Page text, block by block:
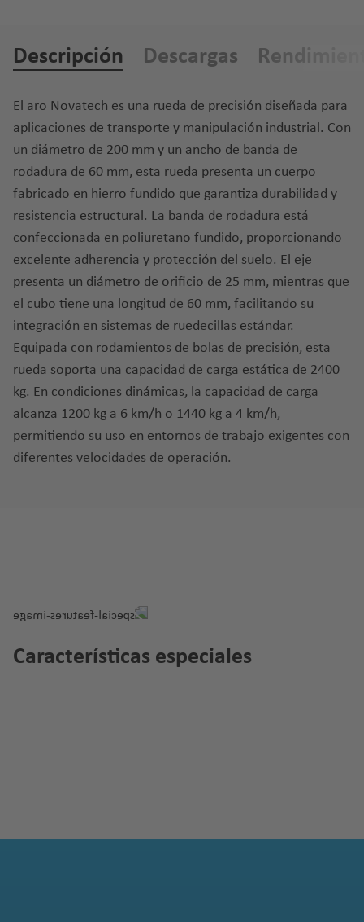
Descripción Descargas
El aro Novatech es una rueda de precisión diseñada para
aplicaciones de transporte y manipulación industrial. Con
un diámetro de 200 mm y un ancho de banda de
rodadura de 60 mm, esta rueda presenta un cuerpo
fabricado en hierro fundido que garantiza durabilidad y
resistencia estructural. La banda de rodadura está
confeccionada en poliuretano fundido, proporcionando
excelente adherencia y protección del suelo. El eje
presenta un diámetro de orificio de 25 mm, mientras que
el cubo tiene una longitud de 60 mm, facilitando su
integración en sistemas de ruedecillas estándar.
Equipada con rodamientos de bolas de precisión, esta
rueda soporta una capacidad de carga estática de 2400
kg. En condiciones dinámicas, la capacidad de carga
alcanza 1200 kg a 6 km/h o 1440 kg a 4 km/h,
permitiendo su uso en entornos de trabajo exigentes con
diferentes velocidades de operación.
Características especiales